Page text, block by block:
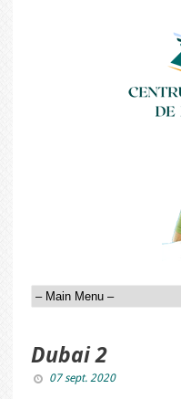
Dubai 2
07 sept. 2020